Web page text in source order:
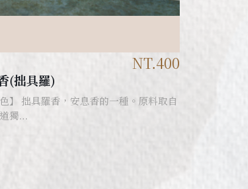
NT.400
(拙具羅)
色】 拙具羅香，安息香的一種。原料取自
獨...